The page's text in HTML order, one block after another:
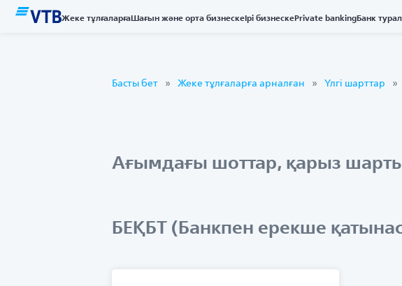
Жеке тұлғаларғаШағын және орта бизнескеІрі бизнескеPrivate bankingБанк
Басты бет Жеке тұлғаларға арналған Үлгі шарттар
Ағымдағы шоттар, қарыз
БЕҚБТ (Банкпен ерекше